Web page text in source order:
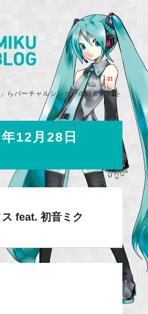
らバーチャルシンガーの最新情報を
12月28日
feat. 初音ミク